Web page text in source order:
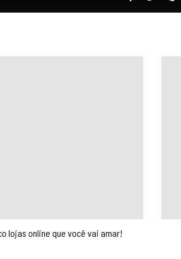
lojas online que você vai amar!